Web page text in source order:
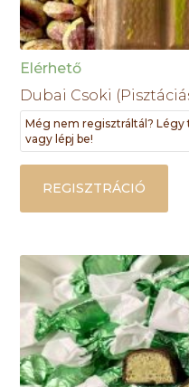
Elérhető
Dubai Csoki
Még nem regisztráltál?
vagy lépj be!
REGISZTRÁCIÓ